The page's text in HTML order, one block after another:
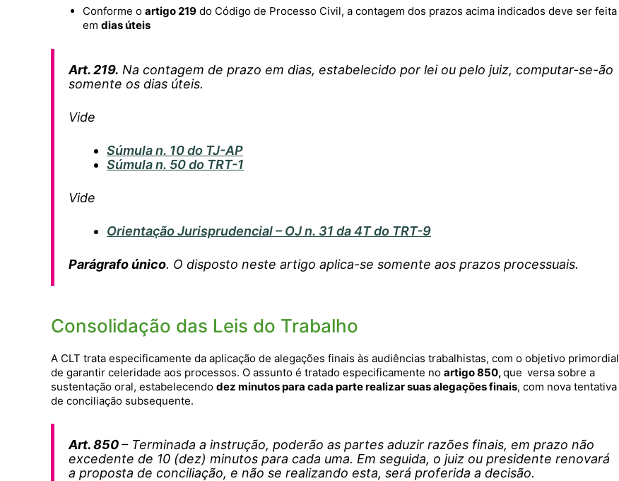
Conforme o artigo 219 do Código de Processo Civil, a contagem dos prazos acima indicados deve ser feita
em dias úteis
Art. 219. Na contagem de prazo em dias, estabelecido por lei ou pelo juiz, computar-se-ão
somente os dias úteis.
Vide
Súmula n. 10 do TJ-AP
Súmula n. 50 do TRT-1
Vide
Orientação Jurisprudencial – OJ n. 31 da 4T do TRT-9
Parágrafo único. O disposto neste artigo aplica-se somente aos prazos processuais.
Consolidação das Leis do Trabalho
A CLT trata especificamente da aplicação de alegações finais às audiências trabalhistas, com o objetivo primordial
de garantir celeridade aos processos. O assunto é tratado especificamente no artigo 850,que versa sobre a
sustentação oral, estabelecendo dez minutos para cada parte realizar suas alegações finais, com nova tentativa
de conciliação subsequente.
Art. 850– Terminada a instrução, poderão as partes aduzir razões finais, em prazo não
excedente de 10 (dez) minutos para cada uma. Em seguida, o juiz ou presidente renovará
a proposta de conciliação, e não se realizando esta, será proferida a decisão.